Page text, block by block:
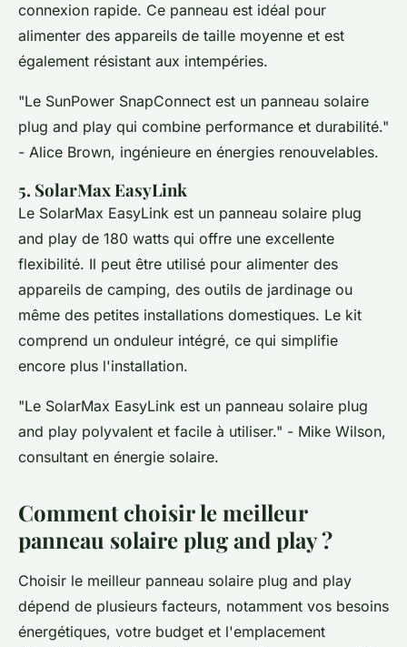
connexion rapide. Ce panneau est idéal pour
alimenter des appareils de taille moyenne et est
également résistant aux intempéries.
"Le SunPower SnapConnect est un panneau solaire
plug and play qui combine performance et durabilité."
- Alice Brown, ingénieure en énergies renouvelables.
5. SolarMax EasyLink
Le SolarMax EasyLink est un panneau solaire plug
and play de 180 watts qui offre une excellente
flexibilité. Il peut être utilisé pour alimenter des
appareils de camping, des outils de jardinage ou
même des petites installations domestiques. Le kit
comprend un onduleur intégré, ce qui simplifie
encore plus l'installation.
"Le SolarMax EasyLink est un panneau solaire plug
and play polyvalent et facile à utiliser." - Mike Wilson,
consultant en énergie solaire.
Comment choisir le meilleur
panneau solaire plug and play ?
Choisir le meilleur panneau solaire plug and play
dépend de plusieurs facteurs, notamment vos besoins
énergétiques, votre budget et l'emplacement